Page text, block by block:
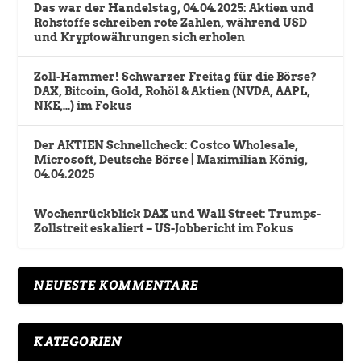
Das war der Handelstag, 04.04.2025: Aktien und
Rohstoffe schreiben rote Zahlen, während USD
und Kryptowährungen sich erholen
Zoll-Hammer! Schwarzer Freitag für die Börse?
DAX, Bitcoin, Gold, Rohöl & Aktien (NVDA, AAPL,
NKE,…) im Fokus
Der AKTIEN Schnellcheck: Costco Wholesale,
Microsoft, Deutsche Börse | Maximilian König,
04.04.2025
Wochenrückblick DAX und Wall Street: Trumps-
Zollstreit eskaliert – US-Jobbericht im Fokus
NEUESTE KOMMENTARE
KATEGORIEN